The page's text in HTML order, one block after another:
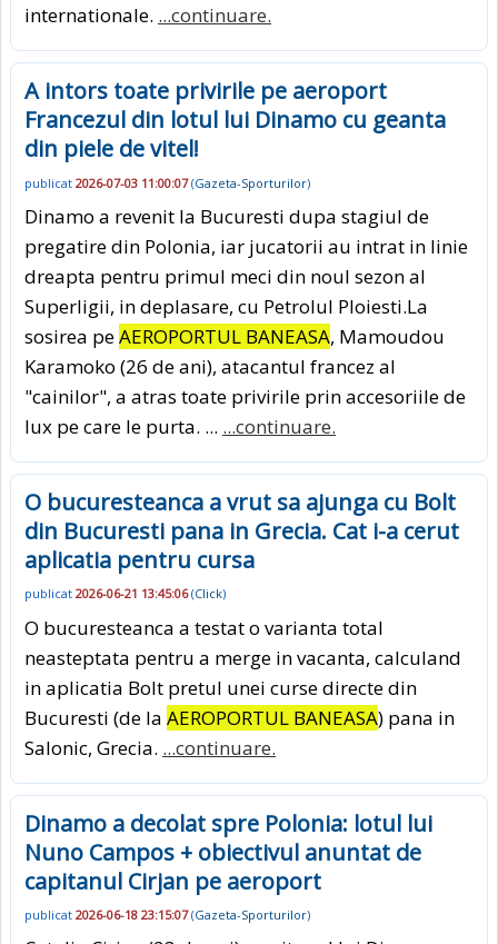
internationale. ...continuare.
A intors toate privirile pe aeroport
Francezul din lotul lui Dinamo cu geanta
din piele de vitel!
publicat 2026-07-03 11:00:07(Gazeta-Sporturilor)
Dinamo a revenit la Bucuresti dupa stagiul de
pregatire din Polonia, iar jucatorii au intrat in linie
dreapta pentru primul meci din noul sezon al
Superligii, in deplasare, cu Petrolul Ploiesti.La
sosirea peAEROPORTUL BANEASA, Mamoudou
Karamoko (26 de ani), atacantul francez al
"cainilor", a atras toate privirile prin accesoriile de
lux pe care le purta. ... ...continuare.
O bucuresteanca a vrut sa ajunga cu Bolt
din Bucuresti pana in Grecia. Cat i-a cerut
aplicatia pentru cursa
publicat 2026-06-21 13:45:06(Click)
O bucuresteanca a testat o varianta total
neasteptata pentru a merge in vacanta, calculand
in aplicatia Bolt pretul unei curse directe din
Bucuresti (de la AEROPORTUL BANEASA) pana in
Salonic, Grecia. ...continuare.
Dinamo a decolat spre Polonia: lotul lui
Nuno Campos + obiectivul anuntat de
capitanul Cirjan pe aeroport
publicat 2026-06-18 23:15:07(Gazeta-Sporturilor)